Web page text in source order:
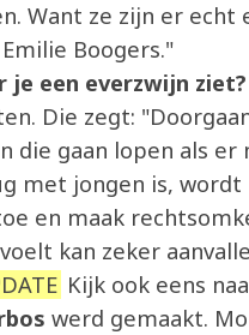
Want ze zijn er echt
Boogers."
je een everzwijn
Die zegt:
die gaan lopen als er
met jongen is,
en maak
kan zeker
Kijk ook eens
werd gemaakt.